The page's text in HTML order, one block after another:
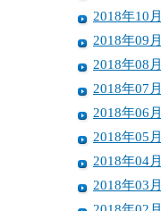
2018年10月
2018年09月
2018年08月
2018年07月
2018年06月
2018年05月
2018年04月
2018年03月